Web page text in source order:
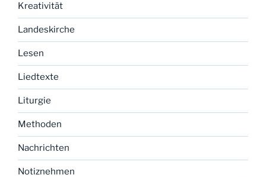
Kreativität
Landeskirche
Lesen
Liedtexte
Liturgie
Methoden
Nachrichten
Notiznehmen